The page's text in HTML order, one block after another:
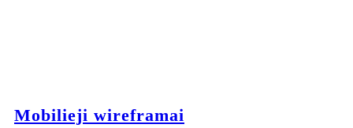
Mobilieji wireframai